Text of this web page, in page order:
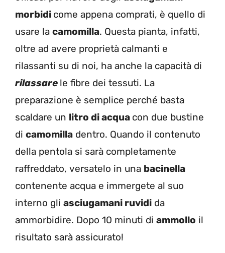
morbidi come appena comprati, è quello di
usare la camomilla. Questa pianta, infatti,
oltre ad avere proprietà calmanti e
rilassanti su di noi, ha anche la capacità di
rilassare le fibre dei tessuti. La
preparazione è semplice perché basta
scaldare un litro di acqua con due bustine
di camomilla dentro. Quando il contenuto
della pentola si sarà completamente
raffreddato, versatelo in una bacinella
contenente acqua e immergete al suo
interno gli asciugamani ruvidi da
ammorbidire. Dopo 10 minuti di ammollo il
risultato sarà assicurato!